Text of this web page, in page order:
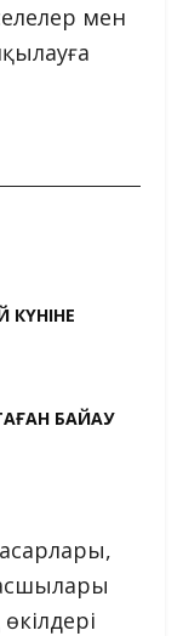
мен
КҮНІНЕ
БАЙҚАУ